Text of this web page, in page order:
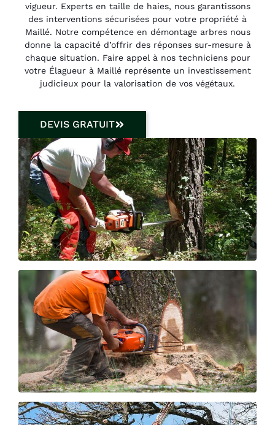
vigueur. Experts en taille de haies, nous garantissons
des interventions sécurisées pour votre propriété à
Maillé. Notre compétence en démontage arbres nous
donne la capacité d’offrir des réponses sur-mesure à
chaque situation. Faire appel à nos techniciens pour
votre Élagueur à Maillé représente un investissement
judicieux pour la valorisation de vos végétaux.
DEVIS GRATUIT